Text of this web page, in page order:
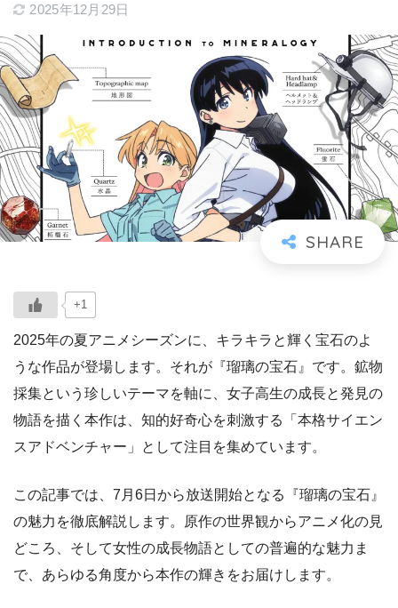
2025年12月29日
+1
2025年の夏アニメシーズンに、キラキラと輝く宝石のよ
うな作品が登場します。それが『瑠璃の宝石』です。鉱物
採集という珍しいテーマを軸に、女子高生の成長と発見の
物語を描く本作は、知的好奇心を刺激する「本格サイエン
スアドベンチャー」として注目を集めています。
この記事では、7月6日から放送開始となる『瑠璃の宝石』
の魅力を徹底解説します。原作の世界観からアニメ化の見
どころ、そして女性の成長物語としての普遍的な魅力ま
で、あらゆる角度から本作の輝きをお届けします。